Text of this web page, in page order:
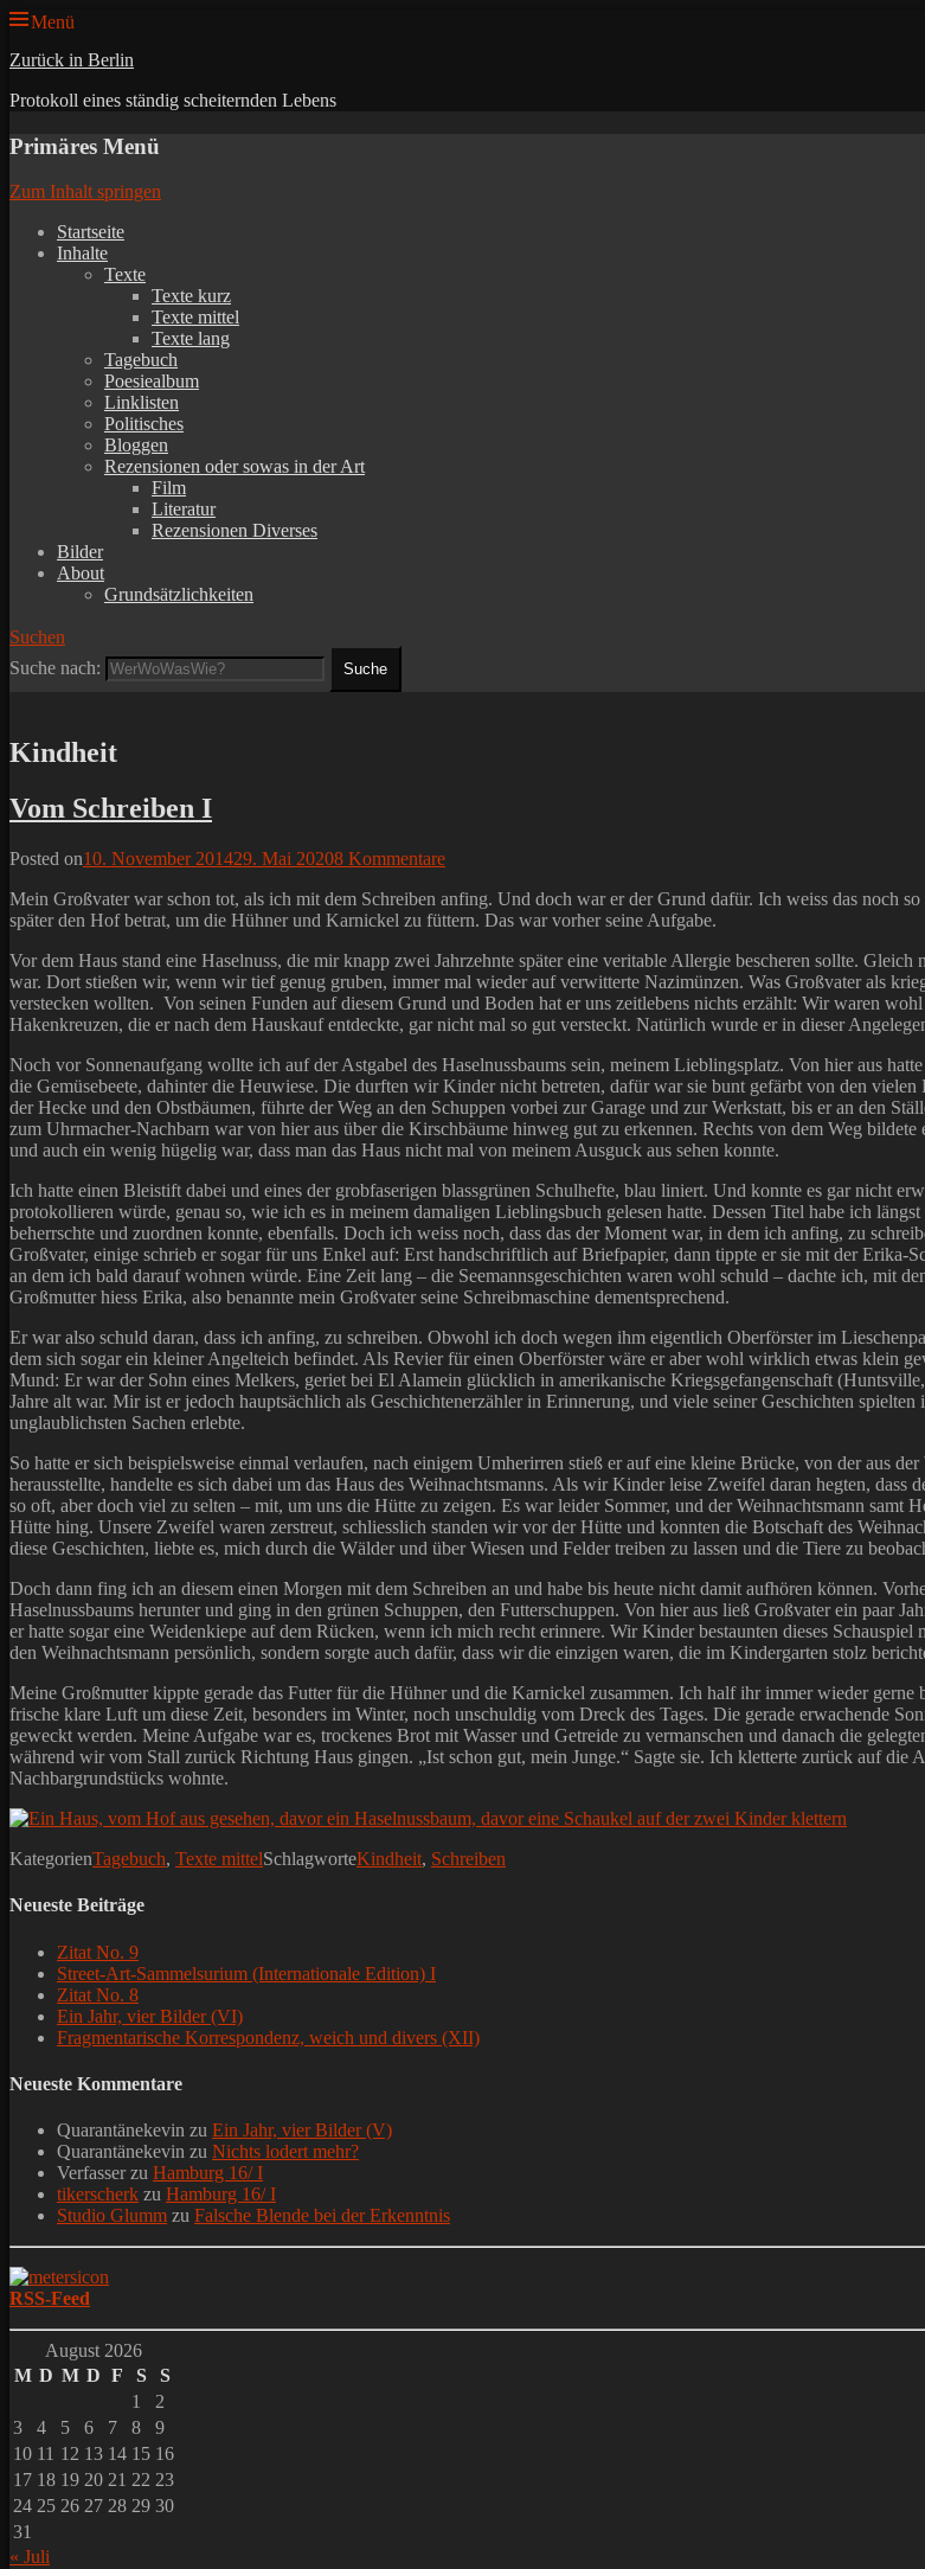
Menü
Zurück in Berlin
Protokoll eines ständig scheiternden Lebens
Primäres Menü
Zum Inhalt springen
Startseite
Inhalte
Texte
Texte kurz
Texte mittel
Texte lang
Tagebuch
Poesiealbum
Linklisten
Politisches
Bloggen
Rezensionen oder sowas in der Art
Film
Literatur
Rezensionen Diverses
Bilder
About
Grundsätzlichkeiten
Suchen
Suche nach:
Kindheit
Vom Schreiben I
Posted on10. November 201429. Mai 20208 Kommentare
Mein Großvater war schon tot, als ich mit dem Schreiben anfing. Und doch war er der Grund dafür. Ich weiss das noch
später den Hof betrat, um die Hühner und Karnickel zu füttern. Das war vorher seine Aufgabe.
Vor dem Haus stand eine Haselnuss, die mir knapp zwei Jahrzehnte später eine veritable Allergie bescheren sollte.
war. Dort stießen wir, wenn wir tief genug gruben, immer mal wieder auf verwitterte Nazimünzen. Was Großvater als
verstecken wollten. Von seinen Funden auf diesem Grund und Boden hat er uns zeitlebens nichts erzählt: Wir waren
Hakenkreuzen, die er nach dem Hauskauf entdeckte, gar nicht mal so gut versteckt. Natürlich wurde er in dieser
Noch vor Sonnenaufgang wollte ich auf der Astgabel des Haselnussbaums sein, meinem Lieblingsplatz. Von hier aus
die Gemüsebeete, dahinter die Heuwiese. Die durften wir Kinder nicht betreten, dafür war sie bunt gefärbt von den
der Hecke und den Obstbäumen, führte der Weg an den Schuppen vorbei zur Garage und zur Werkstatt, bis er an den
zum Uhrmacher-Nachbarn war von hier aus über die Kirschbäume hinweg gut zu erkennen. Rechts von dem Weg
und auch ein wenig hügelig war, dass man das Haus nicht mal von meinem Ausguck aus sehen konnte.
Ich hatte einen Bleistift dabei und eines der grobfaserigen blassgrünen Schulhefte, blau liniert. Und konnte es gar nicht
protokollieren würde, genau so, wie ich es in meinem damaligen Lieblingsbuch gelesen hatte. Dessen Titel habe ich
beherrschte und zuordnen konnte, ebenfalls. Doch ich weiss noch, dass das der Moment war, in dem ich anfing, zu
Großvater, einige schrieb er sogar für uns Enkel auf: Erst handschriftlich auf Briefpapier, dann tippte er sie mit der
an dem ich bald darauf wohnen würde. Eine Zeit lang – die Seemannsgeschichten waren wohl schuld – dachte ich, mit
Großmutter hiess Erika, also benannte mein Großvater seine Schreibmaschine dementsprechend.
Er war also schuld daran, dass ich anfing, zu schreiben. Obwohl ich doch wegen ihm eigentlich Oberförster im
dem sich sogar ein kleiner Angelteich befindet. Als Revier für einen Oberförster wäre er aber wohl wirklich etwas klein
Mund: Er war der Sohn eines Melkers, geriet bei El Alamein glücklich in amerikanische Kriegsgefangenschaft
Jahre alt war. Mir ist er jedoch hauptsächlich als Geschichtenerzähler in Erinnerung, und viele seiner Geschichten
unglaublichsten Sachen erlebte.
So hatte er sich beispielsweise einmal verlaufen, nach einigem Umherirren stieß er auf eine kleine Brücke, von der aus
herausstellte, handelte es sich dabei um das Haus des Weihnachtsmanns. Als wir Kinder leise Zweifel daran hegten,
so oft, aber doch viel zu selten – mit, um uns die Hütte zu zeigen. Es war leider Sommer, und der Weihnachtsmann samt
Hütte hing. Unsere Zweifel waren zerstreut, schliesslich standen wir vor der Hütte und konnten die Botschaft des
diese Geschichten, liebte es, mich durch die Wälder und über Wiesen und Felder treiben zu lassen und die Tiere zu
Doch dann fing ich an diesem einen Morgen mit dem Schreiben an und habe bis heute nicht damit aufhören können.
Haselnussbaums herunter und ging in den grünen Schuppen, den Futterschuppen. Von hier aus ließ Großvater ein paar
er hatte sogar eine Weidenkiepe auf dem Rücken, wenn ich mich recht erinnere. Wir Kinder bestaunten dieses
den Weihnachtsmann persönlich, sondern sorgte auch dafür, dass wir die einzigen waren, die im Kindergarten stolz
Meine Großmutter kippte gerade das Futter für die Hühner und die Karnickel zusammen. Ich half ihr immer wieder
frische klare Luft um diese Zeit, besonders im Winter, noch unschuldig vom Dreck des Tages. Die gerade erwachende
geweckt werden. Meine Aufgabe war es, trockenes Brot mit Wasser und Getreide zu vermanschen und danach die
während wir vom Stall zurück Richtung Haus gingen. „Ist schon gut, mein Junge.“ Sagte sie. Ich kletterte zurück auf die
Nachbargrundstücks wohnte.
KategorienTagebuch, Texte mittelSchlagworteKindheit, Schreiben
Neueste Beiträge
Zitat No. 9
Street-Art-Sammelsurium (Internationale Edition) I
Zitat No. 8
Ein Jahr, vier Bilder (VI)
Fragmentarische Korrespondenz, weich und divers (XII)
Neueste Kommentare
Quarantänekevin zu Ein Jahr, vier Bilder (V)
Quarantänekevin zu Nichts lodert mehr?
Verfasserzu Hamburg 16/ I
tikerscherk zu Hamburg 16/ I
Studio Glumm zu Falsche Blende bei der Erkenntnis
RSS-Feed
August 2026
M D M D F S
S
1
2
3
4 5 6 7 8
9
10 11 12 13 14 15 16
17 18 19 20 21 22 23
24 25 26 27 28 29 30
31
« Juli